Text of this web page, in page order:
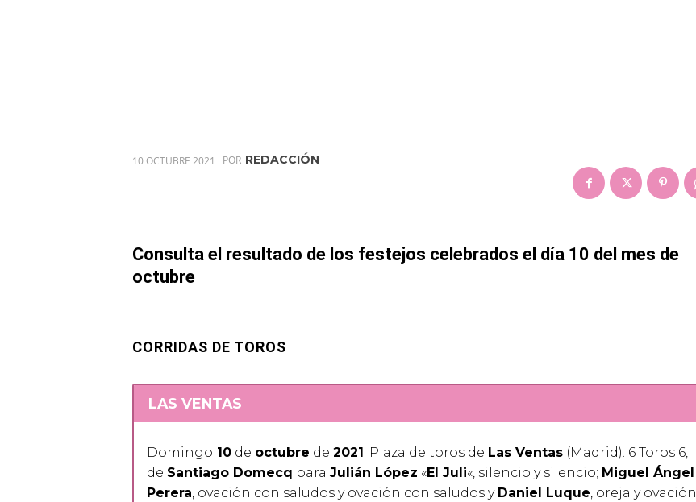
10 OCTUBRE 2021 POR REDACCIÓN
Consulta el resultado de los festejos celebrados el día 10 del mes de
octubre
CORRIDAS DE TOROS
LAS VENTAS
Domingo 10 de octubre de 2021 . Plaza de toros de Las Ventas (Madrid). 6 Toros 6,
de Santiago Domecq para Julián López «El Juli«, silencio y silencio; Miguel Ángel
Perera, ovación con saludos y ovación con saludos y Daniel Luque, oreja y ovación